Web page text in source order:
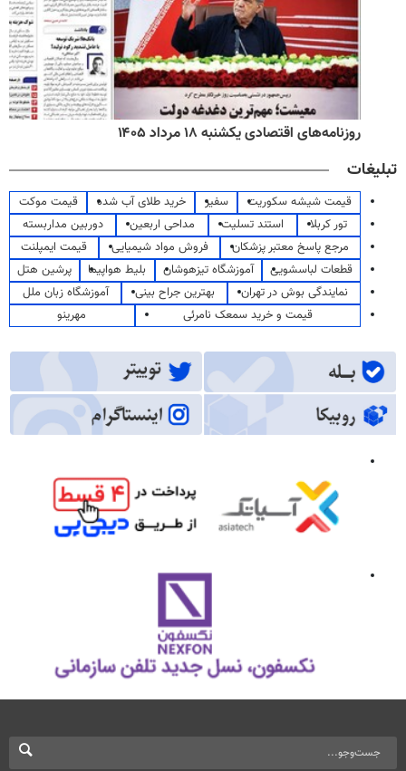
روزنامه‌های اقتصادی یکشنبه ۱۸ مرداد ۱۴۰۵
تبلیغات
قیمت شیشه سکوریت سفیر خرید طلای آب شده
قیمت موکت
تور کربلا
استند تسلیت مداحی اربعین
دوربین مداربسته
مرجع پاسخ معتبر پزشکان
فروش مواد شیمیایی
قیمت ایمپلنت
قطعات لباسشویی
آموزشگاه تیزهوشان بلیط هواپیما
پرشین هتل
نمایندگی بوش در تهران
بهترین جراح بینی
آموزشگاه زبان ملل
قیمت و خرید سمعک نامرئی
مهرینو